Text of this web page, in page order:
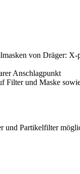
von Dräger: X-
Anschlagpunkt
Filter und Maske
und Partikelfilter